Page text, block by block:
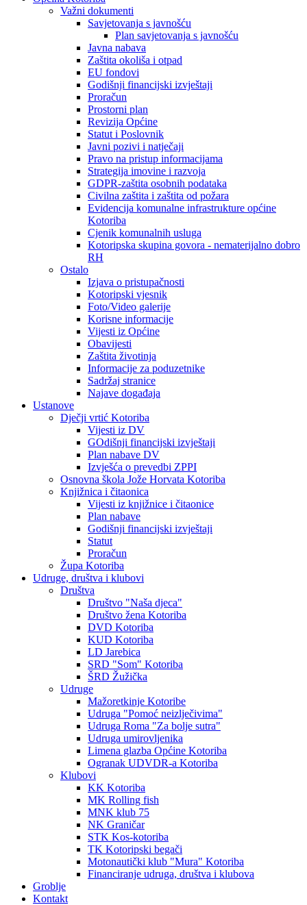
Važni dokumenti
Savjetovanja s javnošću
Plan savjetovanja s javnošću
Javna nabava
Zaštita okoliša i otpad
EU fondovi
Godišnji financijski izvještaji
Proračun
Prostorni plan
Revizija Općine
Statut i Poslovnik
Javni pozivi i natječaji
Pravo na pristup informacijama
Strategija imovine i razvoja
GDPR-zaštita osobnih podataka
Civilna zaštita i zaštita od požara
Evidencija komunalne infrastrukture općine
Kotoriba
Cjenik komunalnih usluga
Kotoripska skupina govora - nematerijalno dobro
RH
Ostalo
Izjava o pristupačnosti
Kotoripski vjesnik
Foto/Video galerije
Korisne informacije
Vijesti iz Općine
Obavijesti
Zaštita životinja
Informacije za poduzetnike
Sadržaj stranice
Najave događaja
Ustanove
Dječji vrtić Kotoriba
Vijesti iz DV
GOdišnji financijski izvještaji
Plan nabave DV
Izvješća o prevedbi ZPPI
Osnovna škola Jože Horvata Kotoriba
Knjižnica i čitaonica
Vijesti iz knjižnice i čitaonice
Plan nabave
Godišnji financijski izvještaji
Statut
Proračun
Župa Kotoriba
Udruge, društva i klubovi
Društva
Društvo "Naša djeca"
Društvo žena Kotoriba
DVD Kotoriba
KUD Kotoriba
LD Jarebica
SRD "Som" Kotoriba
ŠRD Žužička
Udruge
Mažoretkinje Kotoribe
Udruga "Pomoć neizlječivima"
Udruga Roma "Za bolje sutra"
Udruga umirovljenika
Limena glazba Općine Kotoriba
Ogranak UDVDR-a Kotoriba
Klubovi
KK Kotoriba
MK Rolling fish
MNK klub 75
NK Graničar
STK Kos-kotoriba
TK Kotoripski begači
Motonautički klub "Mura" Kotoriba
Financiranje udruga, društva i klubova
Groblje
Kontakt